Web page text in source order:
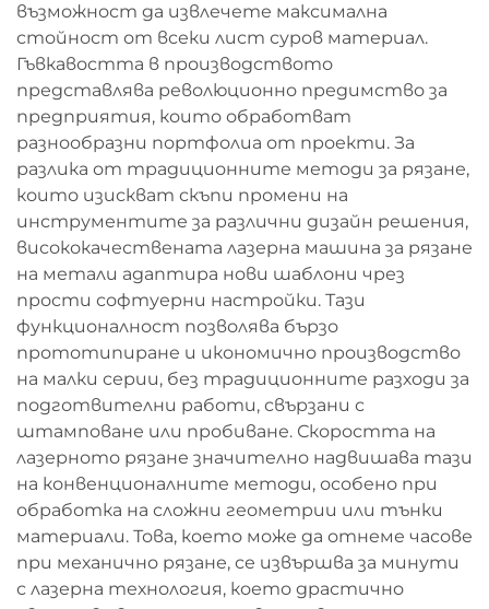
възможност да извлечете максимална
стойност от всеки лист суров материал.
Гъвкавостта в производството
представлява революционно предимство за
предприятия, които обработват
разнообразни портфолиа от проекти. За
разлика от традиционните методи за рязане,
които изискват скъпи промени на
инструментите за различни дизайн решения,
висококачествената лазерна машина за рязане
на метали адаптира нови шаблони чрез
прости софтуерни настройки. Тази
функционалност позволява бързо
прототипиране и икономично производство
на малки серии, без традиционните разходи за
подготвителни работи, свързани с
штамповане или пробиване. Скоростта на
лазерното рязане значително надвишава тази
на конвенционалните методи, особено при
обработка на сложни геометрии или тънки
материали. Това, което може да отнеме часове
при механично рязане, се извършва за минути
с лазерна технология, което драстично